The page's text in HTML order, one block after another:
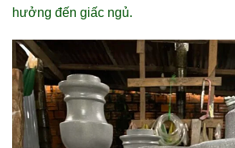
hưởng đến giấc ngủ.